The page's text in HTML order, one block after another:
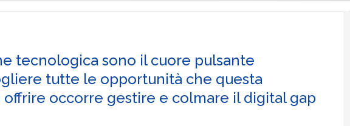
tecnologica sono il cuore pulsante
tutte le opportunità che questa
occorre gestire e colmare il digital gap